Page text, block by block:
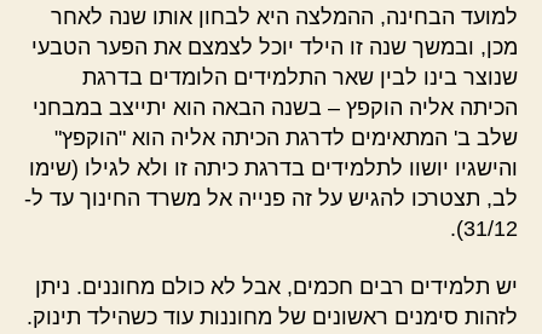
למועד הבחינה, ההמלצה היא לבחון אותו שנה לאחר
מכן, ובמשך שנה זו הילד יוכל לצמצם את הפער הטבעי
שנוצר בינו לבין שאר התלמידים הלומדים בדרגת
הכיתה אליה הוקפץ – בשנה הבאה הוא יתייצב במבחני
שלב ב' המתאימים לדרגת הכיתה אליה הוא "הוקפץ"
והישגיו יושוו לתלמידים בדרגת כיתה זו ולא לגילו (שימו
לב, תצטרכו להגיש על זה פנייה אל משרד החינוך עד ל-
31/12).
יש תלמידים רבים חכמים, אבל לא כולם מחוננים. ניתן
לזהות סימנים ראשונים של מחוננות עוד כשהילד תינוק.